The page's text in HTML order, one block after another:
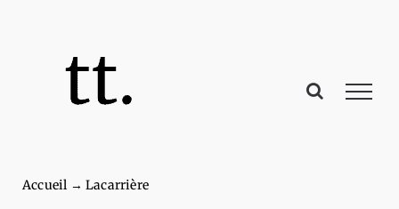
Accueil → Lacarrière